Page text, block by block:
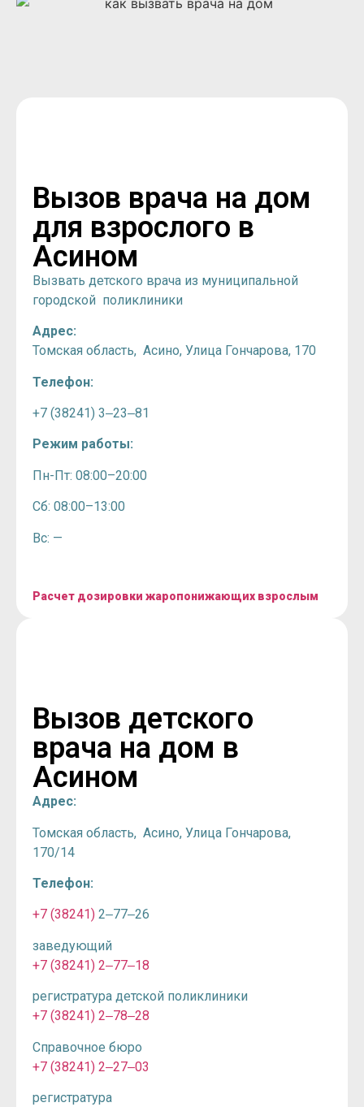
Вызов врача на дом
для взрослого в
Асином
Вызвать детского врача из муниципальной
городской поликлиники
Адрес:
Томская область, Асино, Улица Гончарова, 170
Телефон:
+7 (38241) 3‒23‒81
Режим работы:
Пн-Пт: 08:00–20:00
Сб: 08:00–13:00
Вс: —
Расчет дозировки жаропонижающих взрослым
Вызов детского
врача на дом в
Асином
Адрес:
Томская область, Асино, Улица Гончарова,
170/14
Телефон:
+7 (38241) 2‒77‒26
заведующий
+7 (38241) 2‒77‒18
регистратура детской поликлиники
+7 (38241) 2‒78‒28
Справочное бюро
+7 (38241) 2‒27‒03
регистратура